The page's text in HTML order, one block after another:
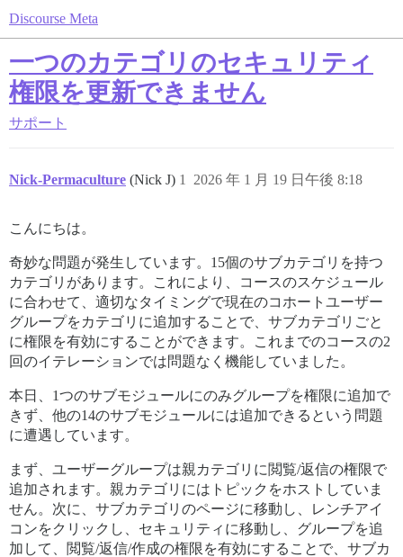
Discourse Meta
一つのカテゴリのセキュリティ
権限を更新できません
サポート
Nick-Permaculture (Nick J) 2026 年 1 月 19 日午後 8:18
1
こんにちは。
奇妙な問題が発生しています。15個のサブカテゴリを持つ
カテゴリがあります。これにより、コースのスケジュール
に合わせて、適切なタイミングで現在のコホートユーザー
グループをカテゴリに追加することで、サブカテゴリごと
に権限を有効にすることができます。これまでのコースの2
回のイテレーションでは問題なく機能していました。
本日、1つのサブモジュールにのみグループを権限に追加で
きず、他の14のサブモジュールには追加できるという問題
に遭遇しています。
まず、ユーザーグループは親カテゴリに閲覧/返信の権限で
追加されます。親カテゴリにはトピックをホストしていま
せん。次に、サブカテゴリのページに移動し、レンチアイ
コンをクリックし、セキュリティに移動し、グループを追
加して、閲覧/返信/作成の権限を有効にすることで、サブカ